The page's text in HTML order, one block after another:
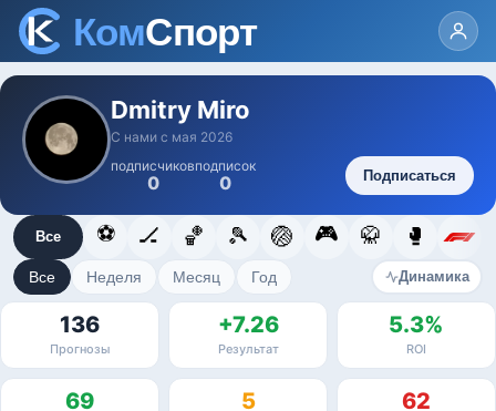
Dmitry Miro
С нами с мая 2026
подписчиков
0
подписок
0 Подписаться
Все ⚽ 🏒 🏀 🎾 🏐 🎮 🥋 🥊
Все Неделя Месяц Год Динамика
136
Прогнозы
+7.26
Результат
5.3%
ROI
69 5 62